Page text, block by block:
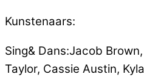
Kunstenaars:
Sing& Dans:Jacob
Taylor, Cassie Austin,